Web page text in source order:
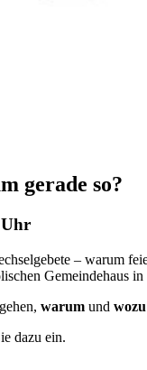
gerade so?
– warum
Gemeindehaus
warum und
dazu ein.